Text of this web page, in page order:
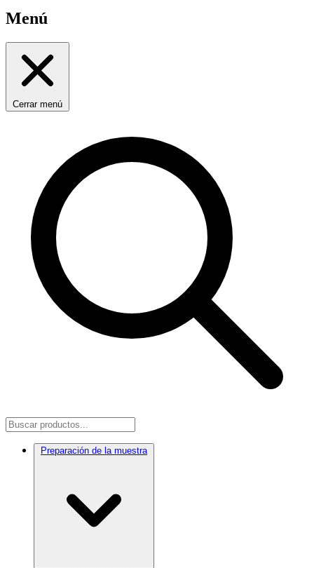
Menú
Cerrar menú
Preparación de la muestra